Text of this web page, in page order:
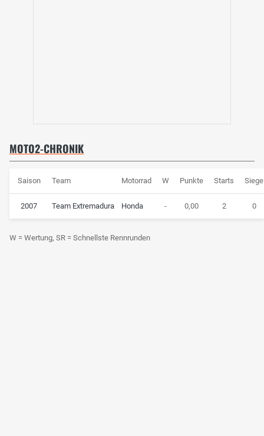
MOTO2-CHRONIK
Saison Team Motorrad W Punkte Starts Siege
2007 Team Extremadura Honda - 0,00 2 0
W = Wertung, SR = Schnellste Rennrunden